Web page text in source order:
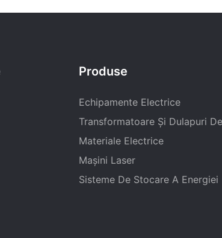
Produse
Echipamente Electrice
Transformatoare Și Dulapuri
Materiale Electrice
Mașini Laser
Sisteme De Stocare A Energiei